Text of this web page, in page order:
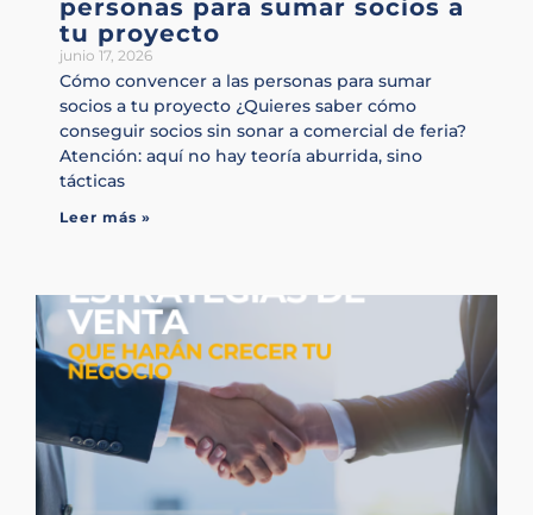
personas para sumar socios a
tu proyecto
junio 17, 2026
Cómo convencer a las personas para sumar
socios a tu proyecto ¿Quieres saber cómo
conseguir socios sin sonar a comercial de feria?
Atención: aquí no hay teoría aburrida, sino
tácticas
Leer más »